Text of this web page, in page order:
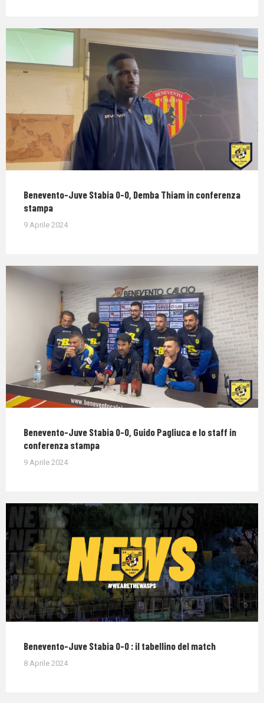
Benevento-Juve Stabia 0-0, Demba Thiam in conferenza
stampa
9 Aprile 2024
Benevento-Juve Stabia 0-0, Guido Pagliuca e lo staff in
conferenza stampa
9 Aprile 2024
Benevento-Juve Stabia 0-0 : il tabellino del match
8 Aprile 2024